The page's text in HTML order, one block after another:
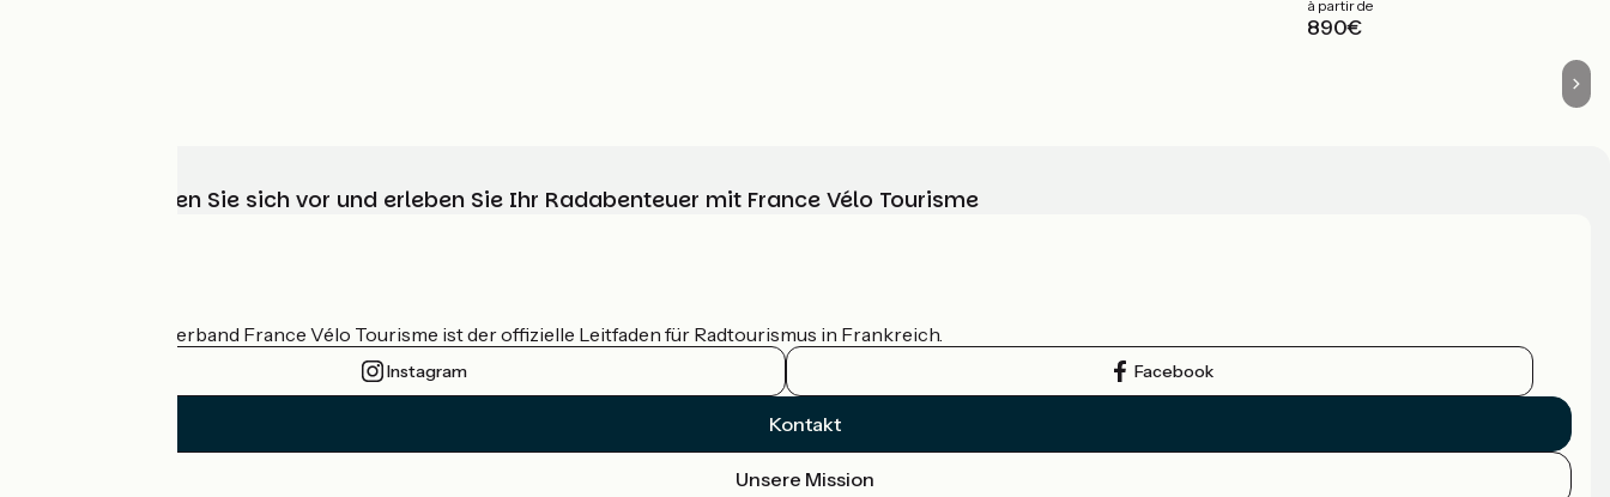
à partir de
890€
Wählen, bereiten Sie sich vor und erleben Sie Ihr Radabenteuer mit France Vélo Tourisme
Der nationale Verband France Vélo Tourisme ist der offizielle Leitfaden für Radtourismus in Frankreich.
Instagram Facebook
Kontakt
Unsere Mission